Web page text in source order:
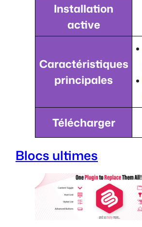
Installation
active
Caractéristiques
principales
Télécharger
Blocs ultimes